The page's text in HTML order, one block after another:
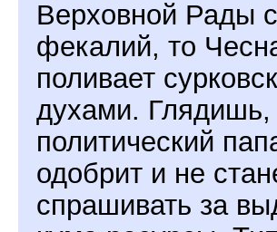
Верховной Рады
фекалий, то
поливает
духами. Глядишь,
политический
одобрит и не
спрашивать за